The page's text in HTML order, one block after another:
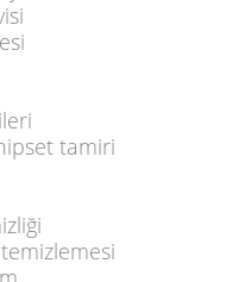
tamiri